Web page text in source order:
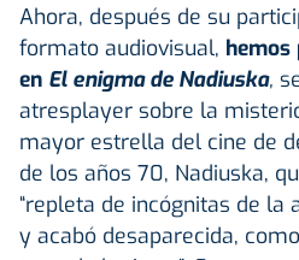
Ahora, después de su
formato audiovisual,
en El enigma de Nadiuska,
atresplayer sobre la
mayor estrella del cine de
de los años 70, Nadiuska,
“repleta de incógnitas de la
y acabó desaparecida,